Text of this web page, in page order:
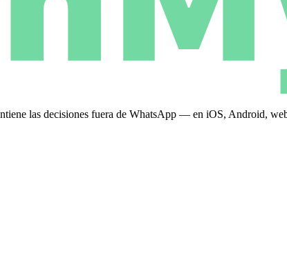
las decisiones fuera de WhatsApp — en iOS, Android,